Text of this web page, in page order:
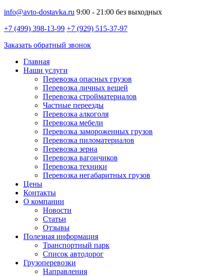
info@avto-dostavka.ru 9:00 - 21:00 без выходных
+7 (499) 398-13-99 +7 (929) 515-37-97
Заказать обратный звонок
Главная
Наши услуги
Перевозка опасных грузов
Перевозка личных вещей
Перевозка стройматериалов
Частные переезды
Перевозка алкоголя
Перевозка мебели
Перевозка замороженных грузов
Перевозка пиломатериалов
Перевозка зерна
Перевозка вагончиков
Перевозка техники
Перевозка негабаритных грузов
Цены
Контакты
О компании
Новости
Статьи
Отзывы
Полезная информация
Транспортный парк
Список автодорог
Грузоперевозки
Направления